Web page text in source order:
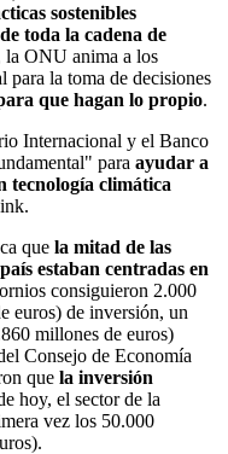
sostenibles
toda la cadena de
la ONU anima a los
para la toma de decisiones
que hagan lo propio.
Internacional y el Banco
para ayudar a
tecnología climática
que la mitad de las
estaban centradas en
consiguieron 2.000
euros) de inversión, un
millones de euros)
Consejo de Economía
que la inversión
hoy, el sector de la
vez los 50.000